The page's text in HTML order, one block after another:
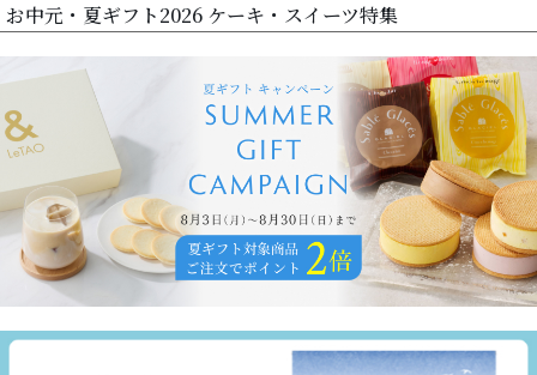
お中元・夏ギフト2026 ケーキ・スイーツ特集